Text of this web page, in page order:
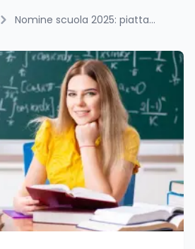
Nomine scuola 2025: piattaforma in tilt e dignità docenti a rischio secondo Gilda